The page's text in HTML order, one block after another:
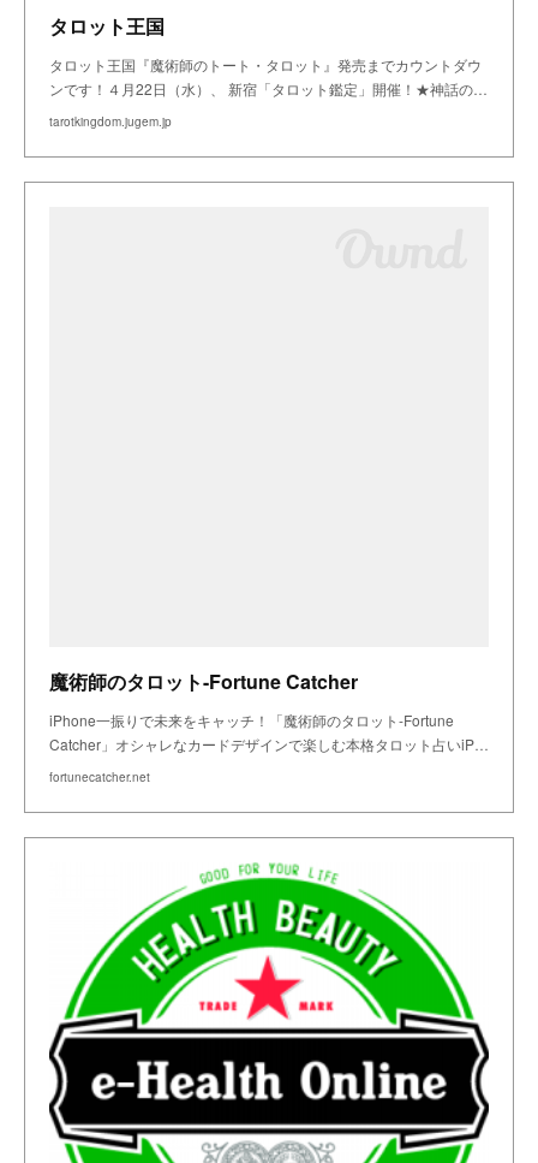
タロット王国
タロット王国『魔術師のトート・タロット』発売までカウントダウ
ンです！４月22日（水）、 新宿「タロット鑑定」開催！★神話の…
tarotkingdom.jugem.jp
魔術師のタロット-Fortune Catcher
iPhone一振りで未来をキャッチ！「魔術師のタロット-Fortune
Catcher」オシャレなカードデザインで楽しむ本格タロット占いiP…
fortunecatcher.net